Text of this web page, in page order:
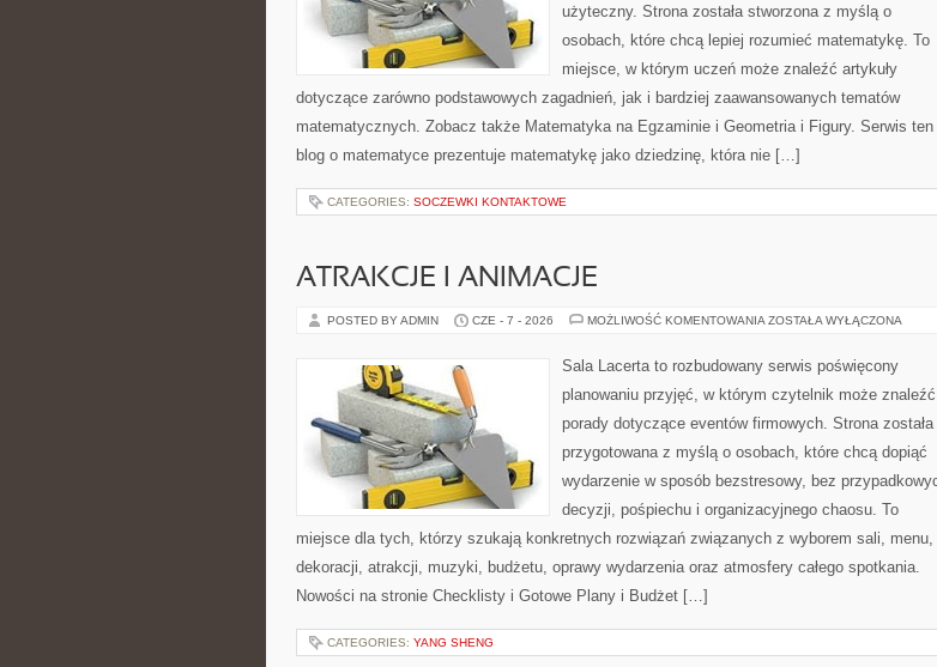
użyteczny. Strona została stworzona z myślą o
osobach, które chcą lepiej rozumieć matematykę. To
miejsce, w którym uczeń może znaleźć artykuły
dotyczące zarówno podstawowych zagadnień, jak i bardziej zaawansowanych tematów
matematycznych. Zobacz także Matematyka na Egzaminie i Geometria i Figury. Serwis ten
blog o matematyce prezentuje matematykę jako dziedzinę, która nie […]
CATEGORIES: SOCZEWKI KONTAKTOWE
ATRAKCJE I ANIMACJE
POSTED BY ADMIN CZE - 7 - 2026 MOŻLIWOŚĆ KOMENTOWANIA ATRAKCJE
ZOSTAŁA WYŁĄCZONA
Sala Lacerta to rozbudowany serwis poświęcony
planowaniu przyjęć, w którym czytelnik może znaleźć
porady dotyczące eventów firmowych. Strona została
przygotowana z myślą o osobach, które chcą dopiąć
wydarzenie w sposób bezstresowy, bez
decyzji, pośpiechu i organizacyjnego chaosu. To
miejsce dla tych, którzy szukają konkretnych rozwiązań związanych z wyborem sali, menu,
dekoracji, atrakcji, muzyki, budżetu, oprawy wydarzenia oraz atmosfery całego spotkania.
Nowości na stronie Checklisty i Gotowe Plany i Budżet […]
CATEGORIES: YANG SHENG